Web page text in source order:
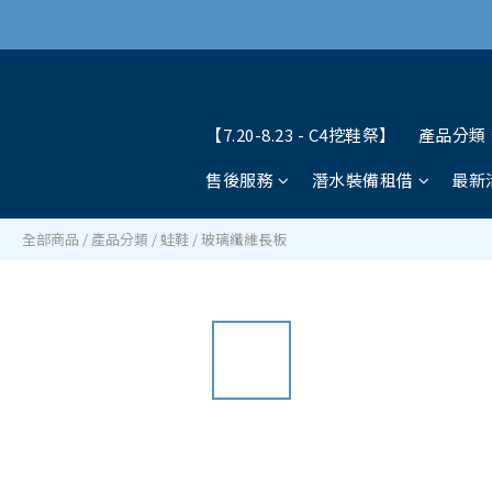
【7.20-8.23 - C4挖鞋祭】
產品分類
售後服務
潛水裝備租借 最新
全部商品 / 產品分類 /蛙鞋 /玻璃纖維長板